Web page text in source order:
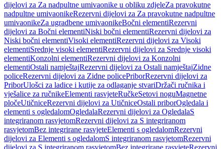
dijelovi za Za nadpultne umivaonike u obliku zdjeleZa pravokutne
nadpultne umivaonikeRezervni dijelovi za Za pravokutne nadpultne
umivaonikeZa ugradbene umivaonikeBočni elementiRezervni
dijelovi za Bočni elementiNiski bočni elementiRezervni dijelovi za
Niski bočni elementiVisoki elementiRezervni dijelovi za Visoki
elementiSrednje visoki elementiRezervni dijelovi za Srednje visoki
elementiKonzolni elementiRezervni dijelovi za Konzolni
elementiOstali namještajRezervni dijelovi za Ostali namještajZidne
policeRezervni dijelovi za Zidne policePriborRezervni dijelovi za
PriborUlošci za ladice i kutije za odlaganje stvariDržači ručnika i
vješalice za ručnikeElementi rasvjeteRučkeSetovi noguMagnetne
pločeUtičniceRezervni dijelovi za UtičniceOstali priborOgledala i
elementi s ogledalomOgledalaRezervni dijelovi za OgledalaS
integriranom rasvjetomRezervni dijelovi za S integriranom
rasvjetomBez integrirane rasvjeteElementi s ogledalomRezervni
dijelovi za Elementi s ogledalomS integriranom rasvjetomRezervni
dijelovi za S integriranom rasvjetomBez integrirane rasvjeteRezervni